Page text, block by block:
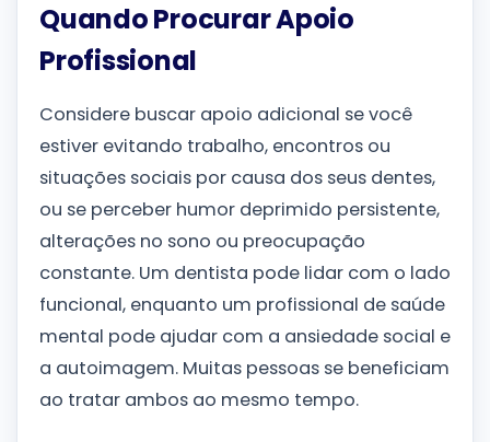
Quando Procurar Apoio
Profissional
Considere buscar apoio adicional se você
estiver evitando trabalho, encontros ou
situações sociais por causa dos seus dentes,
ou se perceber humor deprimido persistente,
alterações no sono ou preocupação
constante. Um dentista pode lidar com o lado
funcional, enquanto um profissional de saúde
mental pode ajudar com a ansiedade social e
a autoimagem. Muitas pessoas se beneficiam
ao tratar ambos ao mesmo tempo.